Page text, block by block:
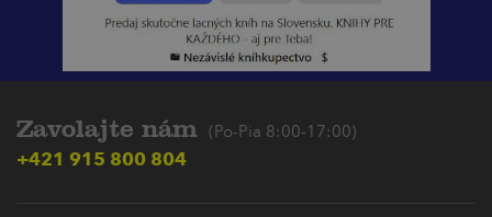
Zavolajte nám (Po-Pia 8:00-17:00)
+421 915 800 804